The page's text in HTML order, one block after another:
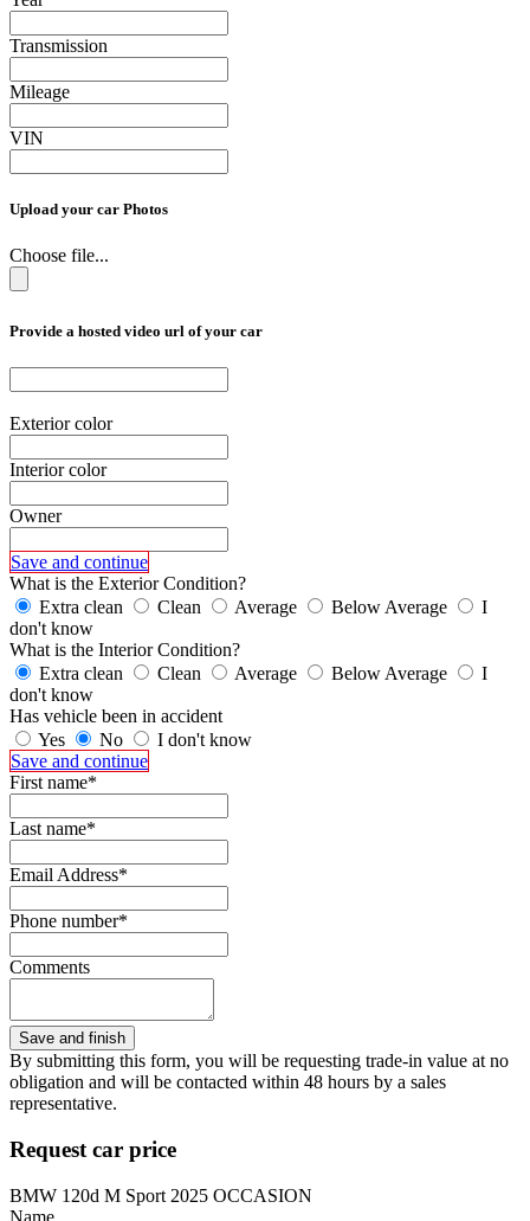
Transmission
Mileage
VIN
Upload your car Photos
Choose file...
Provide a hosted video url of your car
Exterior color
Interior color
Owner
Save and continue
What is the Exterior Condition?
Extra clean
Clean Average Below Average
I
don't know
What is the Interior Condition?
Extra clean
Clean Average Below Average
I
don't know
Has vehicle been in accident
Yes
No
I don't know
Save and continue
First name*
Last name*
Email Address*
Phone number*
Comments
By submitting this form, you will be requesting trade-in value at no
obligation and will be contacted within 48 hours by a sales
representative.
Request car price
BMW 120d M Sport 2025 OCCASION
Name